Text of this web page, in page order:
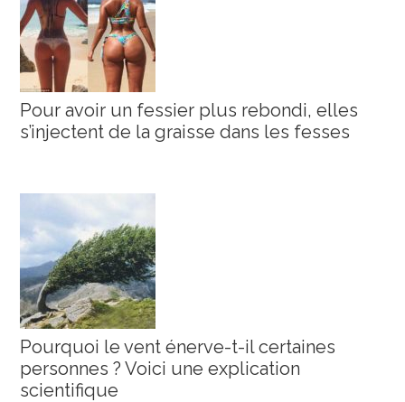
Pour avoir un fessier plus rebondi, elles
s’injectent de la graisse dans les fesses
Pourquoi le vent énerve-t-il certaines
personnes ? Voici une explication
scientifique